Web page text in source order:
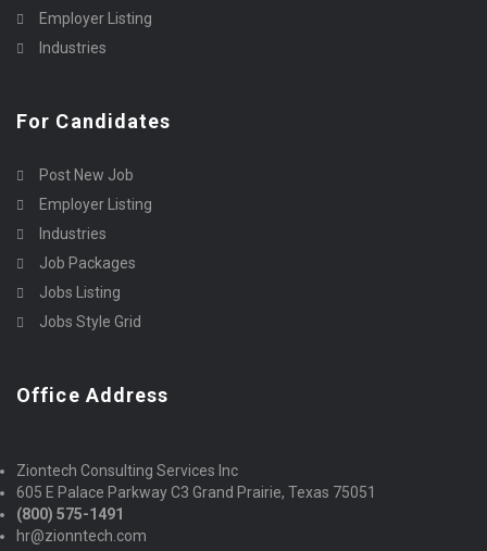
Employer Listing
Industries
For Candidates
Post New Job
Employer Listing
Industries
Job Packages
Jobs Listing
Jobs Style Grid
Office Address
Ziontech Consulting Services Inc
605 E Palace Parkway C3 Grand Prairie, Texas 75051
(800) 575-1491
hr@zionntech.com